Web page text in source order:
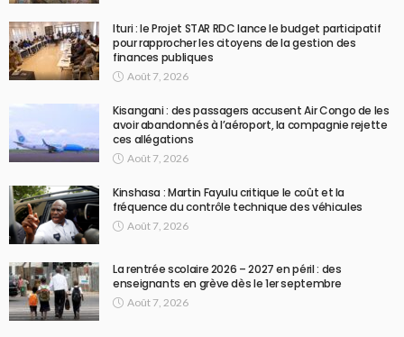
Ituri : le Projet STAR RDC lance le budget participatif
pour rapprocher les citoyens de la gestion des
finances publiques
Août 7, 2026
Kisangani : des passagers accusent Air Congo de les
avoir abandonnés à l’aéroport, la compagnie rejette
ces allégations
Août 7, 2026
Kinshasa : Martin Fayulu critique le coût et la
fréquence du contrôle technique des véhicules
Août 7, 2026
La rentrée scolaire 2026 – 2027 en péril : des
enseignants en grève dès le 1er septembre
Août 7, 2026